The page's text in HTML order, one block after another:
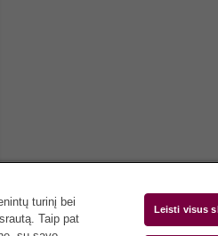
turinį bei
Taip pat
Leisti visus